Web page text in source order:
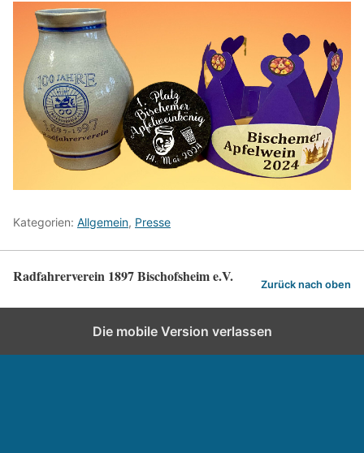
Kategorien: Allgemein, Presse
Radfahrerverein 1897 Bischofsheim e.V. Zurück nach oben
Die mobile Version verlassen